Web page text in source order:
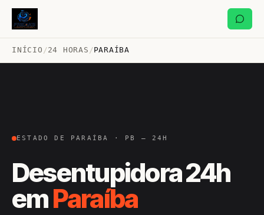
INÍCIO /24 HORAS /PARAÍBA
ESTADO DE PARAÍBA · PB — 24H
Desentupidora 24h
emParaíba